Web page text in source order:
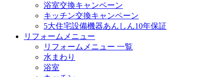
浴室交換キャンペーン
キッチン交換キャンペーン
5大住宅設備機器あんしん10年保証
リフォームメニュー
リフォームメニュー 一覧
水まわり
浴室